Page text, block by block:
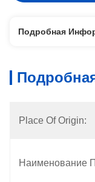
Подробная
Place Of Origin:
Наименование